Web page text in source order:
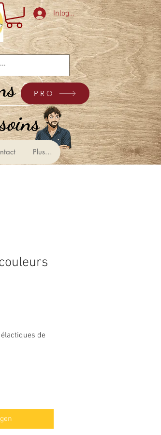
Inloggen
&
Plus...
PRO
de